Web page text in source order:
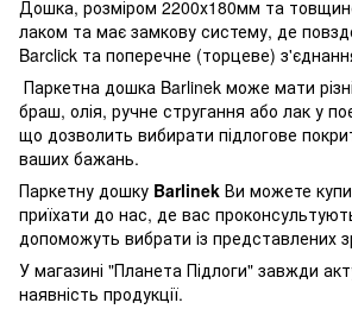
Дошка, розміром 2200х180мм та
лаком та має замкову систему, де
Barclick та поперечне (торцеве)
Паркетна дошка Barlinek може мати
браш, олія, ручне стругання або лак у
що дозволить вибирати підлогове
ваших бажань.
Паркетну дошку Barlinek Ви можете
приїхати до нас, де вас
допоможуть вибрати із представлених
У магазині "Планета Підлоги" завжди
наявність продукції.